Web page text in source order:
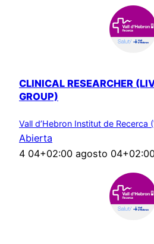
CLINICAL RESEARCHER
GROUP)
Vall d’Hebron Institut de Recerca
Abierta
4 04+02:00 agosto